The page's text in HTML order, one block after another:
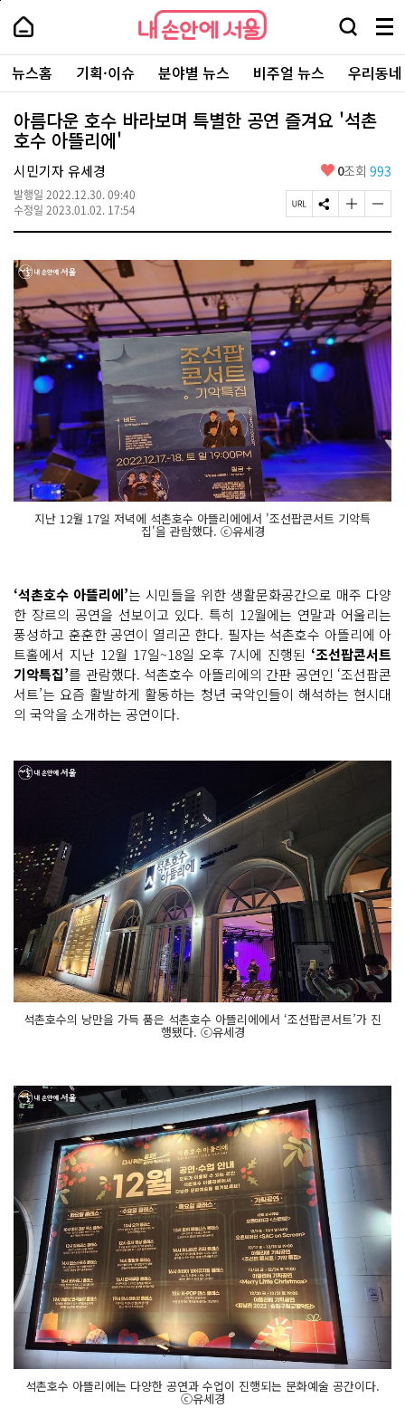
본
로
가
내
손
안
에
서
울
-
서
울
시
대
표
소
통
포
내
손
에
울
검
창
열
기
메
뉴
전
체
보
주
요
서
뉴스홈 기획·이슈 분야별 뉴스 비주얼 뉴스 우리동
아름다운 호수 바라보며 특별한 공연 즐겨요 '석촌
호수 아뜰리에'
시민기자 유세경
발행일 2022.12.30. 09:40
수정일 2023.01.02. 17:54
좋
요
0조회 993
페
이
U
R
L
복
사
S
N
공
유
하
기
글
자
기
크
게
변
경
하
기
글
자
기
작
게
변
경
하
기
지난 12월 17일 저녁에 석촌호수 아뜰리에에서 '조선팝콘서트 기악특
집'을 관람했다. ⓒ유세경
‘석촌호수 아뜰리에’는 시민들을 위한 생활문화공간으로 매주 다양
한 장르의 공연을 선보이고 있다. 특히 12월에는 연말과 어울리는
풍성하고 훈훈한 공연이 열리곤 한다. 필자는 석촌호수 아뜰리에 아
트홀에서 지난 12월 17일~18일 오후 7시에 진행된 ‘조선팝콘서트
기악특집’를 관람했다. 석촌호수 아뜰리에의 간판 공연인 ‘조선팝콘
서트’는 요즘 활발하게 활동하는 청년 국악인들이 해석하는 현시대
의 국악을 소개하는 공연이다.
석촌호수의 낭만을 가득 품은 석촌호수 아뜰리에에서 ‘조선팝콘서트’가 진
행됐다. ⓒ유세경
석촌호수 아뜰리에는 다양한 공연과 수업이 진행되는 문화예술 공간이다.
ⓒ유세경
페
상
단
로